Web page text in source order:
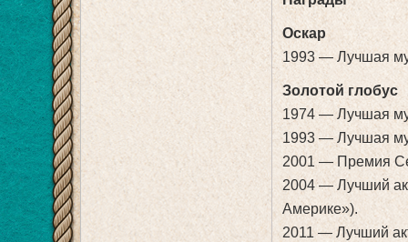
Оскар
1993 — Лучшая
Золотой глобус
1974 — Лучшая
1993 — Лучшая
2001 — Премия
2004 — Лучший
Америке»).
2011 — Лучший